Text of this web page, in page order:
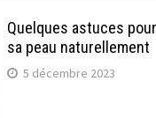
Quelques astuces
sa peau naturellement
5 décembre 2023